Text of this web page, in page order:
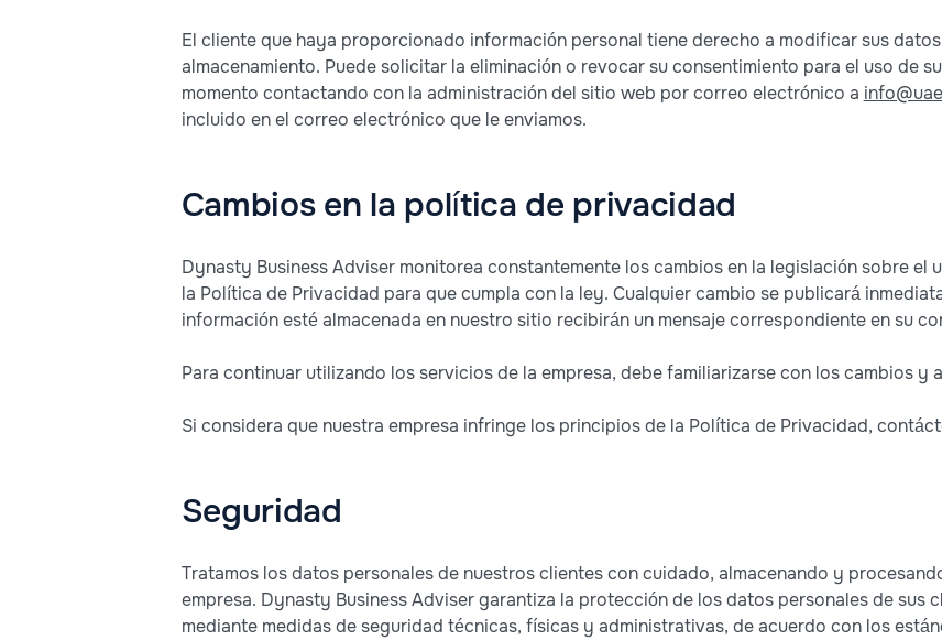
El cliente que haya proporcionado información personal tiene derecho a modificar sus
almacenamiento. Puede solicitar la eliminación o revocar su consentimiento para el uso de
momento contactando con la administración del sitio web por correo electrónico a
incluido en el correo electrónico que le enviamos.
Cambios en la política de privacidad
Dynasty Business Adviser monitorea constantemente los cambios en la legislación sobre el
la Política de Privacidad para que cumpla con la ley. Cualquier cambio se publicará
información esté almacenada en nuestro sitio recibirán un mensaje correspondiente en su
Para continuar utilizando los servicios de la empresa, debe familiarizarse con los cambios y
Si considera que nuestra empresa infringe los principios de la Política de Privacidad,
Seguridad
Tratamos los datos personales de nuestros clientes con cuidado, almacenando y
empresa. Dynasty Business Adviser garantiza la protección de los datos personales de sus
mediante medidas de seguridad técnicas, físicas y administrativas, de acuerdo con los